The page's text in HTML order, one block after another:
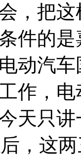
，把
件的
动汽
作，
天只
，这